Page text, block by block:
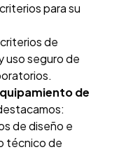
para su
criterios de
uso seguro de
de
de diseño e
técnico de